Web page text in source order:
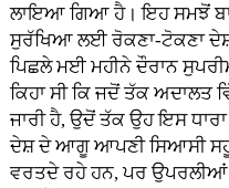
ਲਾਇਆ ਗਿਆ ਹੈ। ਇਹ ਸਮਝੋਂ
ਸੁਰੱਖਿਆ ਲਈ ਰੋਕਣਾ-ਟੋਕਣਾ
ਪਿਛਲੇ ਮਈ ਮਹੀਨੇ ਦੌਰਾਨ
ਕਿਹਾ ਸੀ ਕਿ ਜਦੋਂ ਤੱਕ ਅਦਾਲਤ
ਜਾਰੀ ਹੈ, ਉਦੋਂ ਤੱਕ ਉਹ ਇਸ
ਦੇਸ਼ ਦੇ ਆਗੂ ਆਪਣੀ ਸਿਆਸੀ
ਵਰਤਦੇ ਰਹੇ ਹਨ, ਪਰ ਉਪਰਲੀਆਂ